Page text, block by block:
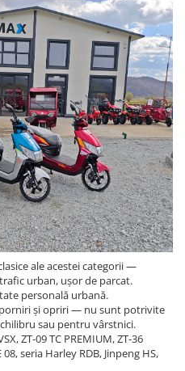
ale acestei categorii —
urban, ușor de parcat.
personală urbană.
și opriri — nu sunt potrivite
sau pentru vârstnici.
ZT-09 TC PREMIUM, ZT-36
08, seria Harley RDB, Jinpeng HS,